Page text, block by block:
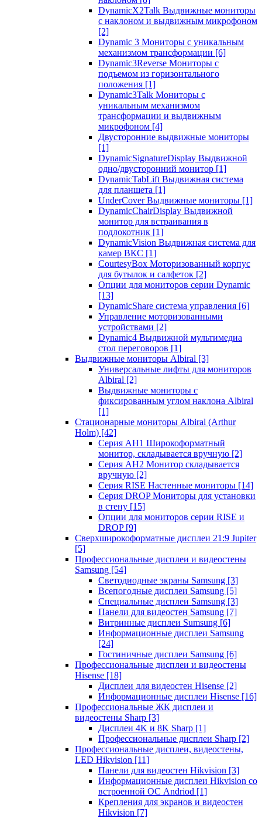
DynamicX2Talk Выдвижные мониторы
с наклоном и выдвижным микрофоном
[2]
Dynamic 3 Мониторы с уникальным
механизмом трансформации [6]
Dynamic3Reverse Мониторы с
подъемом из горизонтального
положения [1]
Dynamic3Talk Мониторы с
уникальным механизмом
трансформации и выдвижным
микрофоном [4]
Двусторонние выдвижные мониторы
[1]
DynamicSignatureDisplay Выдвижной
одно/двусторонний монитор [1]
DynamicTabLift Выдвижная система
для планшета [1]
UnderCover Выдвижные мониторы [1]
DynamicChairDisplay Выдвижной
монитор для встраивания в
подлокотник [1]
DynamicVision Выдвижная система для
камер ВКС [1]
CourtesyBox Моторизованный корпус
для бутылок и салфеток [2]
Опции для мониторов серии Dynamic
[13]
DynamicShare система управления [6]
Управление моторизованными
устройствами [2]
Dynamic4 Выдвижной мультимедиа
стол переговоров [1]
Выдвижные мониторы Albiral [3]
Универсальные лифты для мониторов
Albiral [2]
Выдвижные мониторы с
фиксированным углом наклона Albiral
[1]
Стационарные мониторы Albiral (Arthur
Holm) [42]
Серия AH1 Широкоформатный
монитор, складывается вручную [2]
Серия AH2 Монитор складывается
вручную [2]
Серия RISE Настенные мониторы [14]
Серия DROP Мониторы для установки
в стену [15]
Опции для мониторов серии RISE и
DROP [9]
Сверхширокоформатные дисплеи 21:9 Jupiter
[5]
Профессиональные дисплеи и видеостены
Samsung [54]
Светодиодные экраны Samsung [3]
Всепогодные дисплеи Samsung [5]
Специальные дисплеи Samsung [3]
Панели для видеостен Samsung [7]
Витринные дисплеи Sumsung [6]
Информационные дисплеи Samsung
[24]
Гостиничные дисплеи Samsung [6]
Профессиональные дисплеи и видеостены
Hisense [18]
Дисплеи для видеостен Hisense [2]
Информационные дисплеи Hisense [16]
Профессиональные ЖК дисплеи и
видеостены Sharp [3]
Дисплеи 4K и 8K Sharp [1]
Профессиональные дисплеи Sharp [2]
Профессиональные дисплеи, видеостены,
LED Hikvision [11]
Панели для видеостен Hikvision [3]
Информационные дисплеи Hikvision со
встроенной ОС Andriod [1]
Крепления для экранов и видеостен
Hikvision [7]